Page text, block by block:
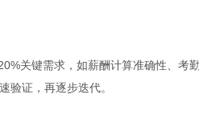
关键需求，如薪酬计算准确性、考
验证，再逐步迭代。